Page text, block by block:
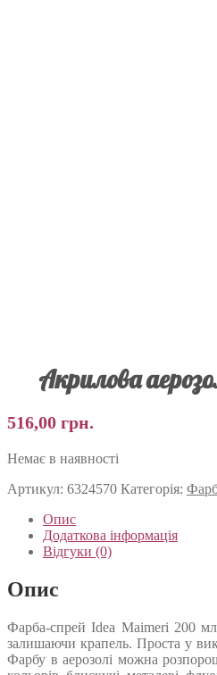
Акрилова
516,00 грн.
Немає в наявності
Артикул: 6324570 Категорія:
Опис
Додаткова інформація
Відгуки (0)
Опис
Фарба-спрей Idea Maimeri 200
залишаючи крапель. Проста у
Фарбу в аерозолі можна